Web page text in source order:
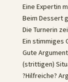
Eine Expertin
Beim Dessert
Die Turnerin
Ein stimmiges
Gute
(strittigen)
?Hilfreiche?